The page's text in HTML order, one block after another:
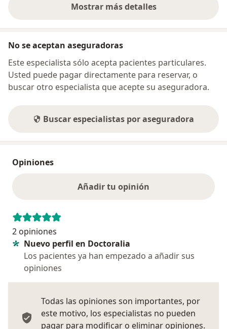
Mostrar más detalles
sobre la dirección
No se aceptan aseguradoras
Este especialista sólo acepta pacientes particulares.
Usted puede pagar directamente para reservar, o
buscar otro especialista que acepte su aseguradora.
Buscar especialistas por aseguradora
Opiniones
Añadir tu opinión
2 opiniones
Nuevo perfil en Doctoralia
Los pacientes ya han empezado a añadir sus
opiniones
Todas las opiniones son importantes, por
este motivo, los especialistas no pueden
pagar para modificar o eliminar opiniones.